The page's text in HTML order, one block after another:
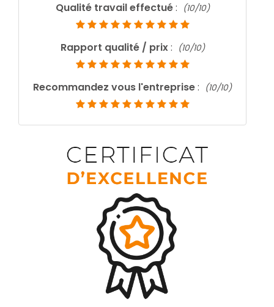
Qualité travail effectué: (10/10)
Rapport qualité / prix: (10/10)
Recommandez vous l'entreprise: (10/10)